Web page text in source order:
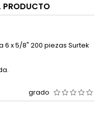
PRODUCTO
x 5/8" 200 piezas Surtek
grado